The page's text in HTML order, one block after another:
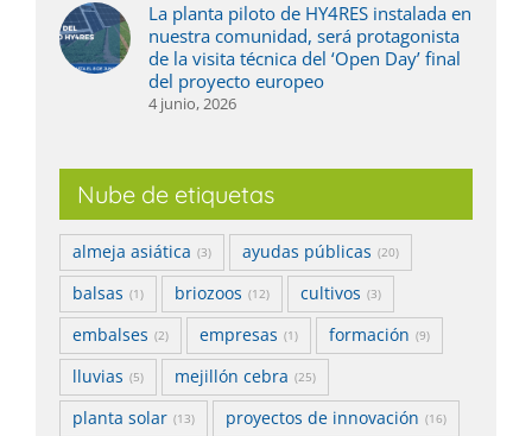
La planta piloto de HY4RES instalada en
nuestra comunidad, será protagonista
de la visita técnica del ‘Open Day’ final
del proyecto europeo
4 junio, 2026
Nube de etiquetas
almeja asiática (3) ayudas públicas (20)
balsas (1) briozoos (12) cultivos (3)
embalses (2) empresas (1) formación (9)
lluvias (5) mejillón cebra (25)
planta solar (13) proyectos de innovación (16)